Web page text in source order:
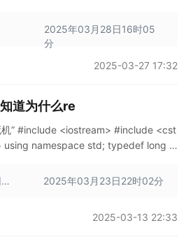
-
此
贴
结
2025年03月28日16时05
分
2025-03-27 17:32
道为什么re
机” #include <iostream> #include <cst
namespace std; typedef long lo
2025年03月23日22时02分
2025-03-13 22:33